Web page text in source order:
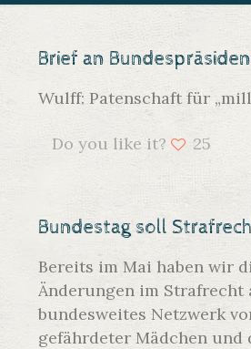
Brief an
Wulff: Patenschaft für
Do you like it? 25
Bundestag soll
Bereits im Mai haben wir
Änderungen im Strafrecht
bundesweites Netzwerk
gefährdeter Mädchen